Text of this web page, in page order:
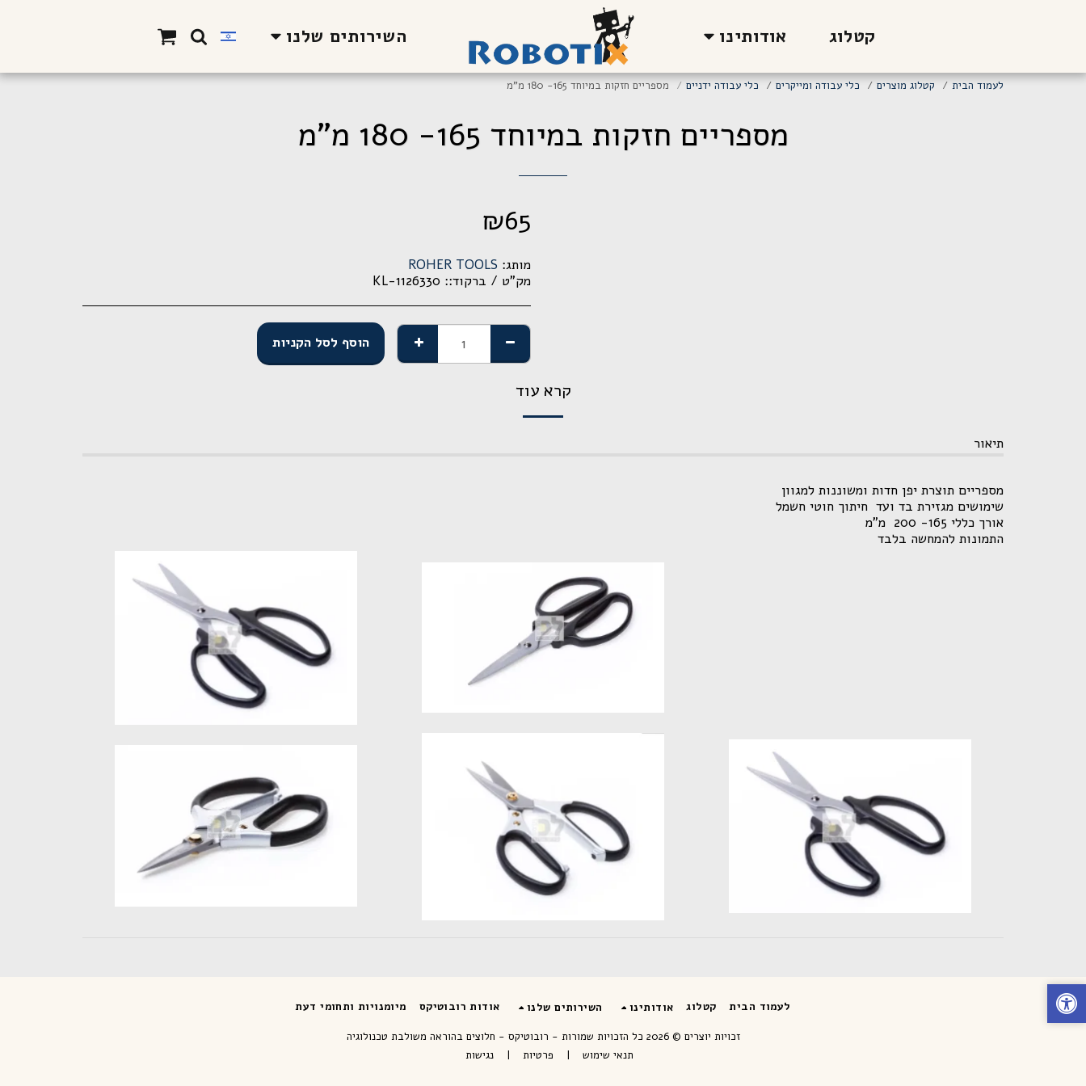
קטלוג אודותינו השירותים שלנו
לעמוד הבית קטלוג מוצרים כלי עבודה ומייקרים כלי עבודה ידניים מספריים חזקות במיוחד 165- 180 מ"מ
מספריים חזקות במיוחד 165- 180 מ"מ
₪65
מותג: ROHER TOOLS
מק"ט / ברקוד:: KL-1126330
הוסף לסל הקניות
קרא עוד
תיאור
מספריים תוצרת יפן חדות ומשוננות למגוון
שימושים מגזירת בד ועד חיתוך חוטי חשמל
אורך כללי 165- 200 מ"מ
התמונות להמחשה בלבד
לעמוד הבית קטלוג אודותינו השירותים שלנו אודות רובוטיקס מיומנויות ותחומי דעת
זכויות יוצרים © 2026 כל הזכויות שמורות -
רובוטיקס - חלוצים בהוראה משולבת טכנולוגיה
תנאי שימוש | פרטיות | נגישות